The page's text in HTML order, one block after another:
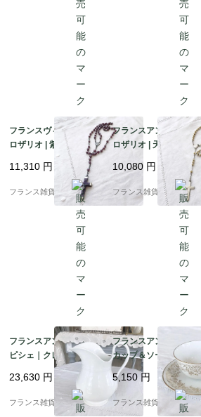
フランスヴィンテージ
ロザリオ | 紫色のガラ
スビーズ ルルドの記念
十字架 神聖 | 1890－19
30年頃
11,310 円
フランス雑貨chouchou
フランスアンティーク
ロザリオ | 天然ボーン
ナチュラルな色あい 十
字架 神聖 | 1900-1950
年代
10,080 円
フランス雑貨chouchou
フランスアンティーク
ピシェ｜クレイユ＆モ
ントロー 「Creil et Mo
ntereau」アンティー
ク陶磁器 ｜1840‐1876
23,630 円
フランス雑貨chouchou
フランスアンティーク
カップ＆ソーサー | ホ
ワイト×ゴールド 白磁
デズリエール社 金彩 |1
910年～中頃 ②
5,150 円
フランス雑貨chouchou